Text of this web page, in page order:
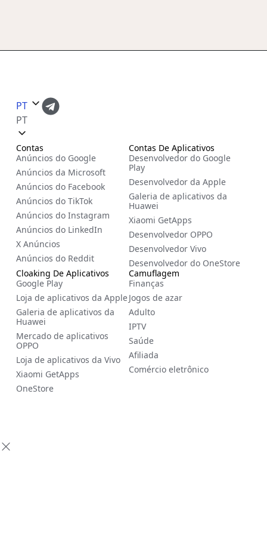
PT
PT
Contas
Anúncios do Google
Anúncios da Microsoft
Anúncios do Facebook
Anúncios do TikTok
Anúncios do Instagram
Anúncios do LinkedIn
X Anúncios
Anúncios do Reddit
Camuflagem
Finanças
Jogos de azar
Adulto
IPTV
Saúde
Afiliada
Comércio eletrônico
Contas De Aplicativos
Desenvolvedor do Google
Play
Desenvolvedor da Apple
Galeria de aplicativos da
Huawei
Xiaomi GetApps
Desenvolvedor OPPO
Desenvolvedor Vivo
Desenvolvedor do OneStore
Cloaking De Aplicativos
Google Play
Loja de aplicativos da Apple
Galeria de aplicativos da
Huawei
Mercado de aplicativos
OPPO
Loja de aplicativos da Vivo
Xiaomi GetApps
OneStore